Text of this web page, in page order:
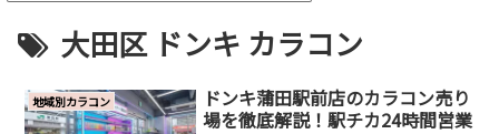
大田区 ドンキ カラコン
地域別カラコン
ドンキ蒲田駅前店のカラコン売り
場を徹底解説！駅チカ24時間営業